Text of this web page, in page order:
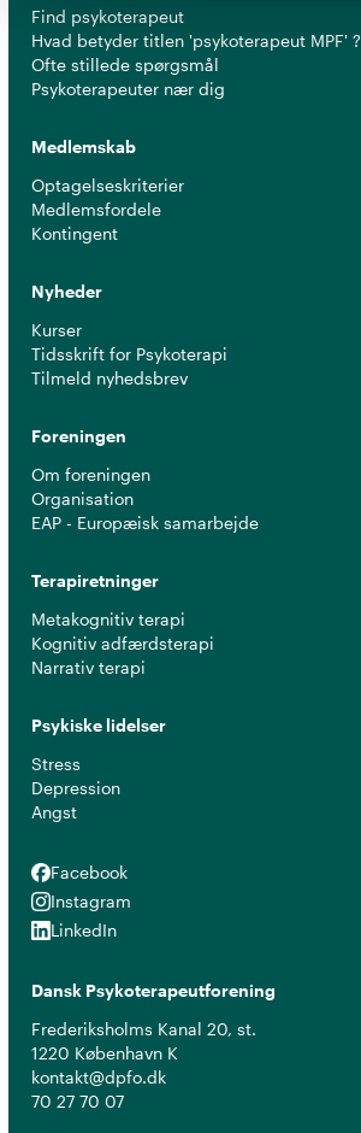
Find psykoterapeut
Hvad betyder titlen 'psykoterapeut MPF' ?
Ofte stillede spørgsmål
Psykoterapeuter nær dig
Medlemskab
Optagelseskriterier
Medlemsfordele
Kontingent
Nyheder
Kurser
Tidsskrift for Psykoterapi
Tilmeld nyhedsbrev
Foreningen
Om foreningen
Organisation
EAP - Europæisk samarbejde
Terapiretninger
Metakognitiv terapi
Kognitiv adfærdsterapi
Narrativ terapi
Psykiske lidelser
Stress
Depression
Angst
Facebook
Facebook
Instagram
Instagram
LinkedIn
LinkedIn
Dansk Psykoterapeutforening
Frederiksholms Kanal 20, st.
1220 København K
kontakt@dpfo.dk
70 27 70 07